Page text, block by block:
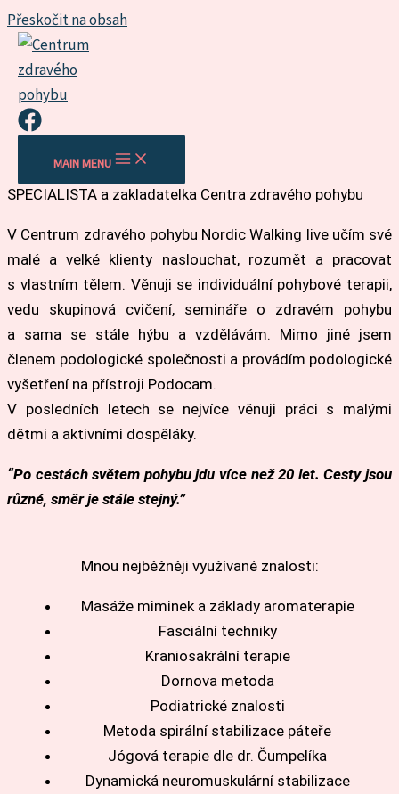
Přeskočit na obsah
MAIN MENU
PhDr. Jaruška Klejnová (Morávková) – POHYBOVÝ
SPECIALISTA a zakladatelka Centra zdravého pohybu
V Centrum zdravého pohybu Nordic Walking live učím své
malé a velké klienty naslouchat, rozumět a pracovat
s vlastním tělem. Věnuji se individuální pohybové terapii,
vedu skupinová cvičení, semináře o zdravém pohybu
a sama se stále hýbu a vzdělávám. Mimo jiné jsem
členem podologické společnosti a provádím podologické
vyšetření na přístroji Podocam.
V posledních letech se nejvíce věnuji práci s malými
dětmi a aktivními dospěláky.
“Po cestách světem pohybu jdu více než 20 let. Cesty jsou
různé, směr je stále stejný.”
Mnou nejběžněji využívané znalosti:
Masáže miminek a základy aromaterapie
Fasciální techniky
Kraniosakrální terapie
Dornova metoda
Podiatrické znalosti
Metoda spirální stabilizace páteře
Jógová terapie dle dr. Čumpelíka
Dynamická neuromuskulární stabilizace